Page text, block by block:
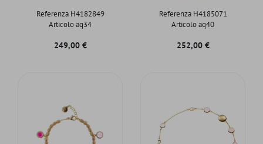
Referenza H4182849
Articolo aq34
Prezzo
249,00 €
Referenza H4185071
Articolo aq40
Prezzo
252,00 €